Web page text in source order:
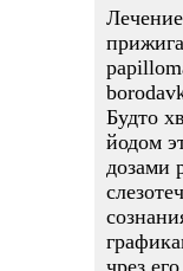
Будто
йодом
дозами
чрез